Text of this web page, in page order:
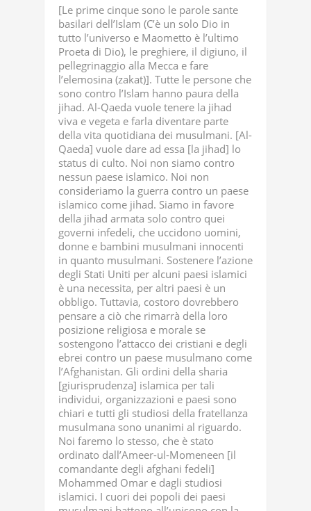
[Le prime cinque sono le parole sante
basilari dell’Islam (C’è un solo Dio in
tutto l’universo e Maometto è l’ultimo
Proeta di Dio), le preghiere, il digiuno, il
pellegrinaggio alla Mecca e fare
l’elemosina (zakat)]. Tutte le persone che
sono contro l’Islam hanno paura della
jihad. Al-Qaeda vuole tenere la jihad
viva e vegeta e farla diventare parte
della vita quotidiana dei musulmani. [Al-
Qaeda] vuole dare ad essa [la jihad] lo
status di culto. Noi non siamo contro
nessun paese islamico. Noi non
consideriamo la guerra contro un paese
islamico come jihad. Siamo in favore
della jihad armata solo contro quei
governi infedeli, che uccidono uomini,
donne e bambini musulmani innocenti
in quanto musulmani. Sostenere l’azione
degli Stati Uniti per alcuni paesi islamici
è una necessita, per altri paesi è un
obbligo. Tuttavia, costoro dovrebbero
pensare a ciò che rimarrà della loro
posizione religiosa e morale se
sostengono l’attacco dei cristiani e degli
ebrei contro un paese musulmano come
l’Afghanistan. Gli ordini della sharia
[giurisprudenza] islamica per tali
individui, organizzazioni e paesi sono
chiari e tutti gli studiosi della fratellanza
musulmana sono unanimi al riguardo.
Noi faremo lo stesso, che è stato
ordinato dall’Ameer-ul-Momeneen [il
comandante degli afghani fedeli]
Mohammed Omar e dagli studiosi
islamici. I cuori dei popoli dei paesi